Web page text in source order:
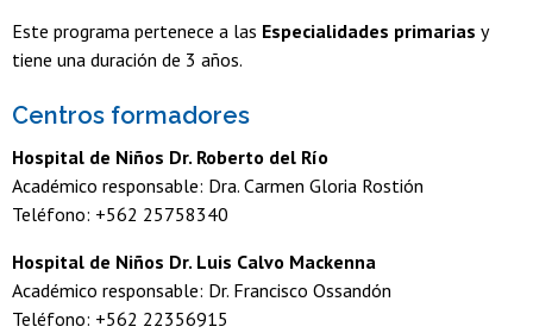
Este programa pertenece a las Especialidades primarias y
tiene una duración de 3 años.
Centros formadores
Hospital de Niños Dr. Roberto del Río
Académico responsable: Dra. Carmen Gloria Rostión
Teléfono: +562 25758340
Hospital de Niños Dr. Luis Calvo Mackenna
Académico responsable: Dr. Francisco Ossandón
Teléfono: +562 22356915